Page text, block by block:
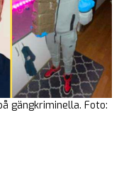
gängkriminella. Foto: